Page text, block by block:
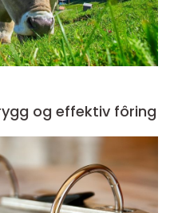
og effektiv fôring